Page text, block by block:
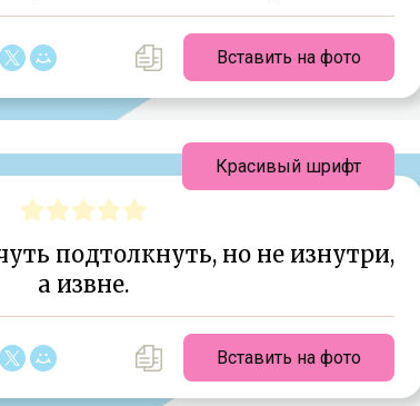
Вставить на фото
подтолкнуть, но не изнутри,
а извне.
Вставить на фото
Красивый шрифт